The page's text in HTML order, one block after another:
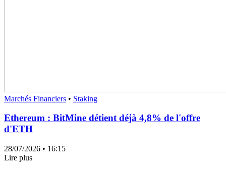
Marchés Financiers • Staking
Ethereum : BitMine détient déjà 4,8% de l'offre
d'ETH
28/07/2026 • 16:15
Lire plus